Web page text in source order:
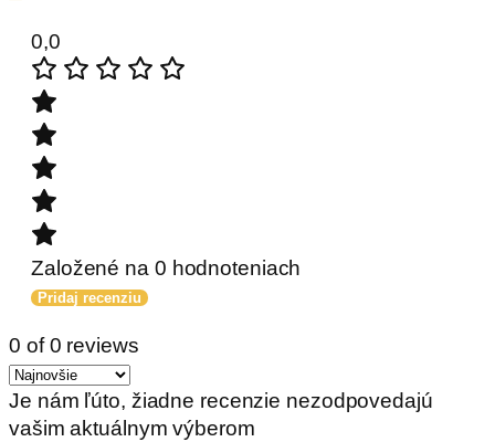
0,0
Založené na 0 hodnoteniach
Pridaj recenziu
0 of 0 reviews
Je nám ľúto, žiadne recenzie nezodpovedajú
vašim aktuálnym výberom